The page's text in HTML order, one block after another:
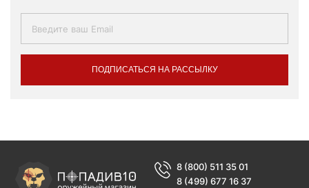
ПОДПИСАТЬСЯ НА РАССЫЛКУ
8 (800) 511 35 01
8 (499) 677 16 37